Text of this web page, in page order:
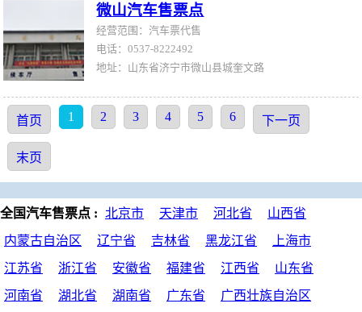
微山汽车售票点
经营范围：汽车票代售
电话：0537-8222492
地址：山东省济宁市微山县城奎文路
首页 1 2 3 4 5 6 下一页
末页
全国汽车售票点 : 北京市 天津市 河北省
山西省
内蒙古自治区
辽宁省 吉林省 黑龙江省
上海市
江苏省
浙江省 安徽省 福建省 江西省
山东省
河南省
湖北省 湖南省 广东省
广西壮族自治区